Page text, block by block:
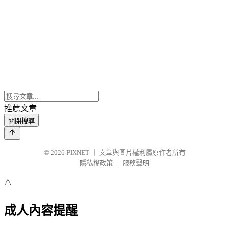
推薦文章
關閉搜尋
© 2026 PIXNET
文章與圖片權利屬原作者所有
隱私權政策
服務聲明
⚠️
成人內容提醒